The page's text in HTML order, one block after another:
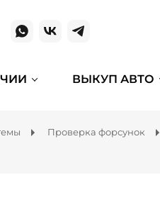
ВЫКУП АВТО
Проверка форсунок